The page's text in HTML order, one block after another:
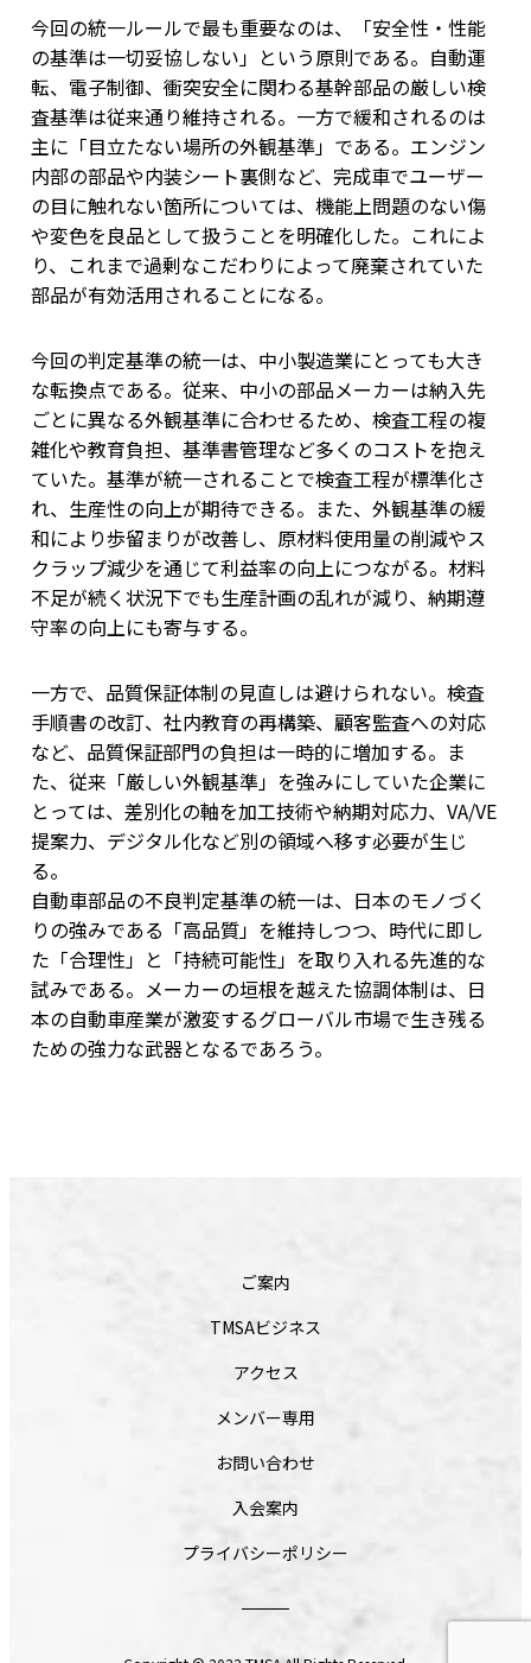
今回の統一ルールで最も重要なのは、「安全性・性能
の基準は一切妥協しない」という原則である。自動運
転、電子制御、衝突安全に関わる基幹部品の厳しい検
査基準は従来通り維持される。一方で緩和されるのは
主に「目立たない場所の外観基準」である。エンジン
内部の部品や内装シート裏側など、完成車でユーザー
の目に触れない箇所については、機能上問題のない傷
や変色を良品として扱うことを明確化した。これによ
り、これまで過剰なこだわりによって廃棄されていた
部品が有効活用されることになる。
今回の判定基準の統一は、中小製造業にとっても大き
な転換点である。従来、中小の部品メーカーは納入先
ごとに異なる外観基準に合わせるため、検査工程の複
雑化や教育負担、基準書管理など多くのコストを抱え
ていた。基準が統一されることで検査工程が標準化さ
れ、生産性の向上が期待できる。また、外観基準の緩
和により歩留まりが改善し、原材料使用量の削減やス
クラップ減少を通じて利益率の向上につながる。材料
不足が続く状況下でも生産計画の乱れが減り、納期遵
守率の向上にも寄与する。
一方で、品質保証体制の見直しは避けられない。検査
手順書の改訂、社内教育の再構築、顧客監査への対応
など、品質保証部門の負担は一時的に増加する。ま
た、従来「厳しい外観基準」を強みにしていた企業に
とっては、差別化の軸を加工技術や納期対応力、VA/VE
提案力、デジタル化など別の領域へ移す必要が生じ
る。
自動車部品の不良判定基準の統一は、日本のモノづく
りの強みである「高品質」を維持しつつ、時代に即し
た「合理性」と「持続可能性」を取り入れる先進的な
試みである。メーカーの垣根を越えた協調体制は、日
本の自動車産業が激変するグローバル市場で生き残る
ための強力な武器となるであろう。
ご案内
TMSAビジネス
アクセス
メンバー専用
お問い合わせ
入会案内
プライバシーポリシー